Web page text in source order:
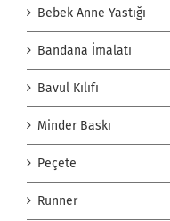
Bebek Anne Yastığı
Bandana İmalatı
Bavul Kılıfı
Minder Baskı
Peçete
Runner